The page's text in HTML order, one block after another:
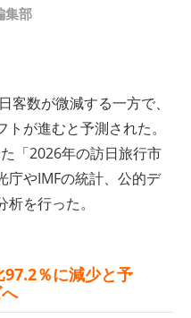
集部
数が微減する一方で、
が進むと予測された。
「2026年の訪日旅行市
庁やIMFの統計、公的デ
を行った。
％に減少と予